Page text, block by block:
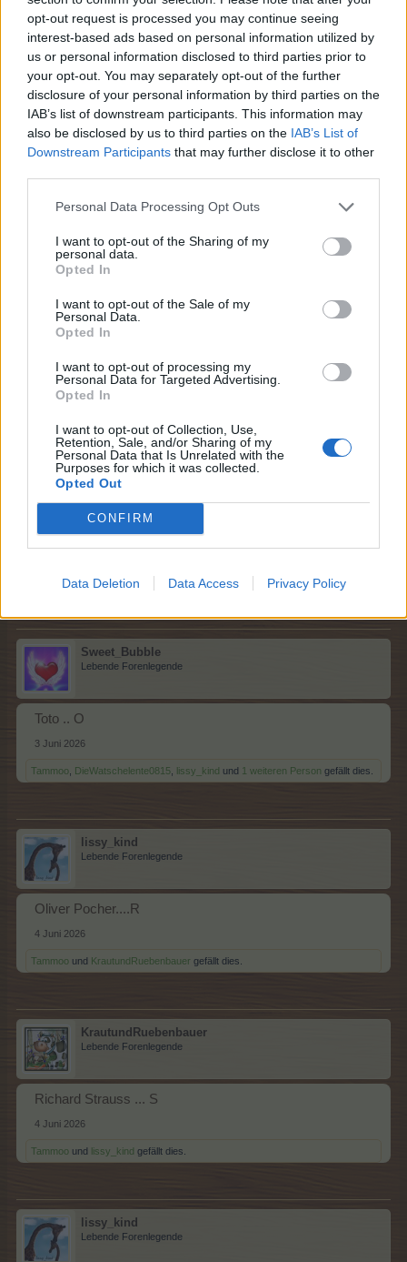
opt-out request is processed you may continue seeing
interest-based ads based on personal information utilized by
us or personal information disclosed to third parties prior to
your opt-out. You may separately opt-out of the further
disclosure of your personal information by third parties on the
IAB’s list of downstream participants. This information may
also be disclosed by us to third parties on the IAB’s List of
Downstream Participants that may further disclose it to other
Personal Data Processing Opt Outs
I want to opt-out of the Sharing of my
personal data.
Opted In
I want to opt-out of the Sale of my
Personal Data.
Opted In
I want to opt-out of processing my
Personal Data for Targeted Advertising.
Opted In
I want to opt-out of Collection, Use,
Retention, Sale, and/or Sharing of my
Personal Data that Is Unrelated with the
Purposes for which it was collected.
Opted Out
CONFIRM
Data Deletion Data Access Privacy Policy
,
Sweet_Bubble
Lebende Forenlegende
Roberts Julia .. A
Tammoo KrautundRuebenbauer und lissy_kind
lissy_kind
Andreas Bourani....I
3 Juni 2026
Tammoo Sweet_Bubble KrautundRuebenbauer gefällt dies.
KrautundRuebenbauer
Lebende Forenlegende
Tammoo,lissy_kindund Sweet_Bubblegefällt dies.
Sweet_Bubble
Lebende Forenlegende
Toto .. O
3 Juni 2026
Tammoo DieWatschelente0815 lissy_kind und 1 weiteren Person gefällt dies.
lissy_kind
Lebende Forenlegende
Oliver Pocher....R
4 Juni 2026
Tammoo und KrautundRuebenbauer gefällt dies.
KrautundRuebenbauer
Lebende Forenlegende
Richard Strauss ... S
4 Juni 2026
Tammoo und lissy_kind gefällt dies.
lissy_kind
Lebende Forenlegende